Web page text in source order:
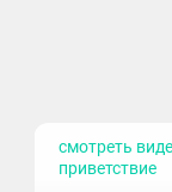
смотреть
приветствие